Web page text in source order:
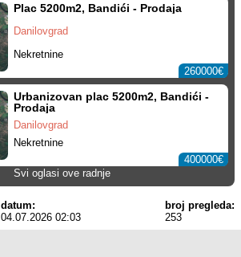
Plac 5200m2, Bandići - Prodaja
Danilovgrad
Nekretnine
260000€
Urbanizovan plac 5200m2, Bandići -
Prodaja
Danilovgrad
Nekretnine
400000€
Svi oglasi ove radnje
datum:
04.07.2026 02:03
broj pregleda:
253